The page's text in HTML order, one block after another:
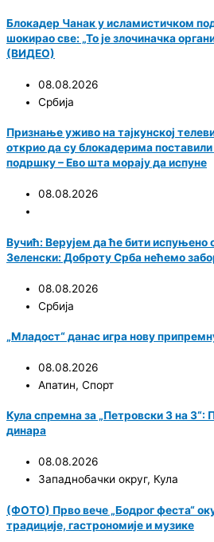
Блокадер Чанак у исламистичком
шокирао све: „То је злочиначка
(ВИДЕО)
08.08.2026
Србија
Признање уживо на тајкунској
открио да су блокадерима
подршку – Ево шта морају да испуне
08.08.2026
Вучић: Верујем да ће бити испуњено
Зеленски: Доброту Срба нећемо
08.08.2026
Србија
„Младост“ данас игра нову
08.08.2026
Апатин, Спорт
Кула спремна за „Петровски 3 на 3“:
динара
08.08.2026
Западнобачки округ, Кула
(ФОТО) Прво вече „Бодрог феста“
традиције, гастрономије и музике